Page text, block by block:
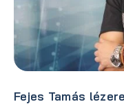
Fejes Tamás